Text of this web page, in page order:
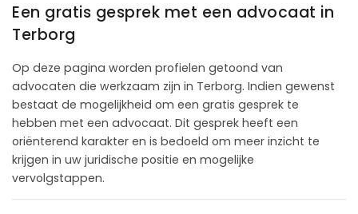
Een gratis gesprek met een advocaat in
Terborg
Op deze pagina worden profielen getoond van
advocaten die werkzaam zijn in Terborg. Indien gewenst
bestaat de mogelijkheid om een gratis gesprek te
hebben met een advocaat. Dit gesprek heeft een
oriënterend karakter en is bedoeld om meer inzicht te
krijgen in uw juridische positie en mogelijke
vervolgstappen.